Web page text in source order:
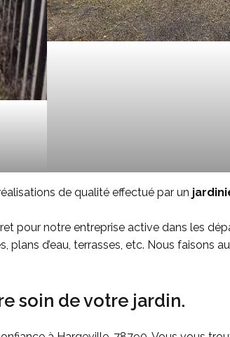
de qualité effectué par un
pour notre entreprise active dans les
d’eau, terrasses, etc. Nous faisons
soin de votre jardin.